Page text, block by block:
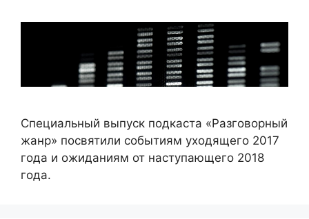
Специальный выпуск подкаста «Разговорный
жанр» посвятили событиям уходящего 2017
года и ожиданиям от наступающего 2018
года.